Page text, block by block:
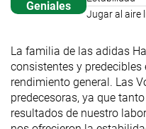
Geniales
Jugar al aire
La familia de las adidas
consistentes y
rendimiento general. Las
predecesoras, ya que
resultados de nuestro